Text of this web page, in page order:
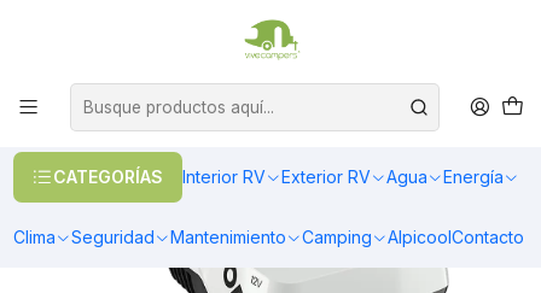
CATEGORÍAS Interior RV Exterior RV Agua Energía
Clima Seguridad Mantenimiento Camping AlpicoolContacto
OFERTAS EN CALEFACCIÓN DIESEL
Conjunto Promocional Aire Acondicionado 12v Ringlight + Kit de
Instalación + Cobertor Exterior